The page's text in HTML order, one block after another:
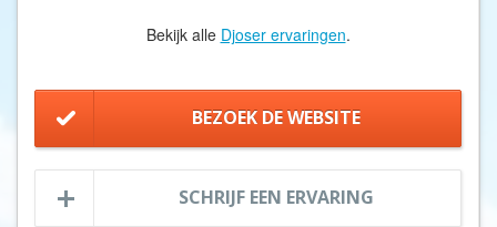
Bekijk alle Djoser ervaringen.
BEZOEK DE WEBSITE
SCHRIJF EEN ERVARING